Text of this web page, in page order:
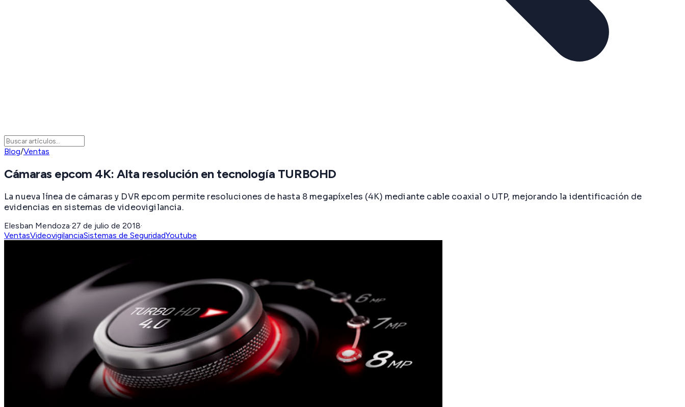
Blog/Ventas
Cámaras epcom 4K: Alta resolución en tecnología TURBOHD
La nueva línea de cámaras y DVR epcom permite resoluciones de hasta 8 megapíxeles (4K) mediante cable coaxial o UTP, mejorando la identificación de
evidencias en sistemas de videovigilancia.
Elesban Mendoza·27 de julio de 2018·
VentasVideovigilanciaSistemas de SeguridadYoutube